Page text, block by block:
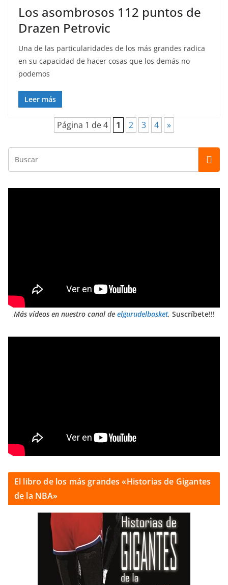
Los asombrosos 112 puntos de
Drazen Petrovic
Una de las particularidades de los más grandes radica
en su capacidad de hacer cosas que los demás no
podemos
Leer más
Página 1 de 4 1 2 3 4 »
Más vídeos en nuestro canal de elgurudelbasket. Suscríbete!!!
El libro de los más grandes «Historias de Gigantes
de la NBA»